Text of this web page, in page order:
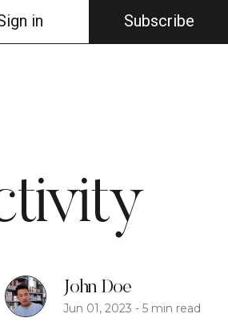
in Subscribe
John Doe
Jun 01, 2023 -5 min read